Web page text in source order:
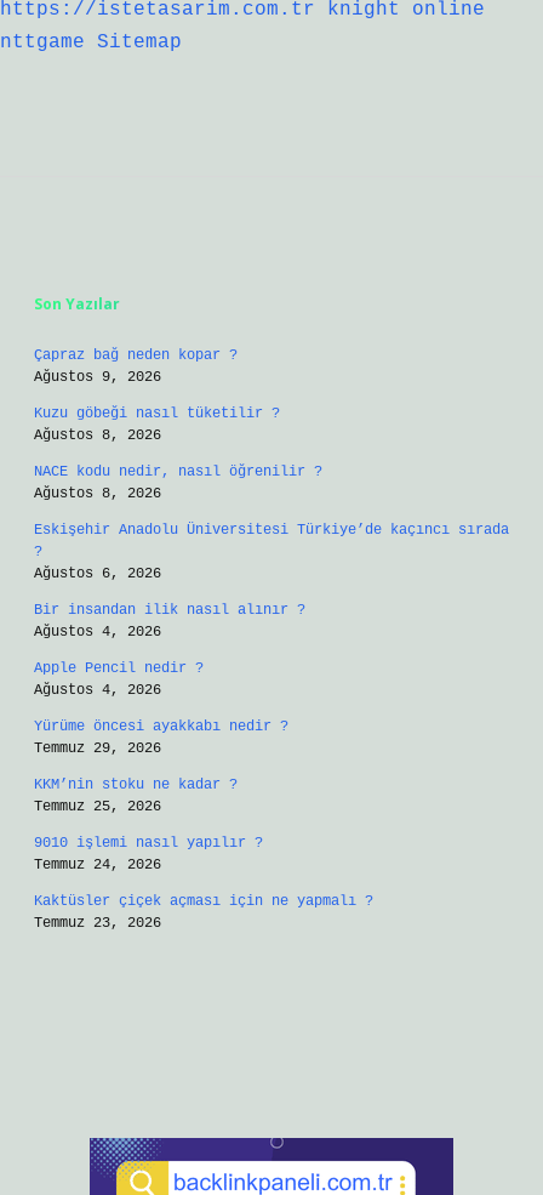
https://istetasarim.com.tr
knight online
nttgame
Sitemap
Son Yazılar
Çapraz bağ neden kopar ?
Ağustos 9, 2026
Kuzu göbeği nasıl tüketilir ?
Ağustos 8, 2026
NACE kodu nedir, nasıl öğrenilir ?
Ağustos 8, 2026
Eskişehir Anadolu Üniversitesi Türkiye’de kaçıncı sırada
?
Ağustos 6, 2026
Bir insandan ilik nasıl alınır ?
Ağustos 4, 2026
Apple Pencil nedir ?
Ağustos 4, 2026
Yürüme öncesi ayakkabı nedir ?
Temmuz 29, 2026
KKM’nin stoku ne kadar ?
Temmuz 25, 2026
9010 işlemi nasıl yapılır ?
Temmuz 24, 2026
Kaktüsler çiçek açması için ne yapmalı ?
Temmuz 23, 2026